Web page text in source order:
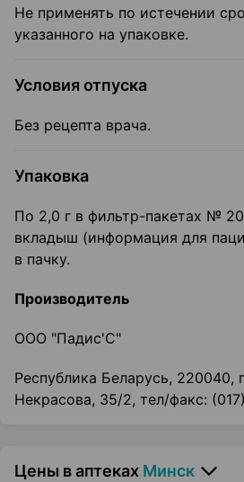
Не применять по истечении
указанного на упаковке.
Условия отпуска
Без рецепта врача.
Упаковка
По 2,0 г в фильтр-пакетах №
вкладыш (информация для
в пачку.
Производитель
ООО "Падис'С"
Республика Беларусь, 220040,
Некрасова, 35/2, тел/факс:
Цены в аптеках Минск